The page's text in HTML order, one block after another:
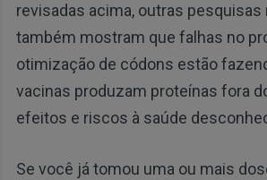
revisadas acima, outras
também mostram que falhas no
otimização de códons estão
vacinas produzam proteínas fora
efeitos e riscos à saúde
Se você já tomou uma ou mais